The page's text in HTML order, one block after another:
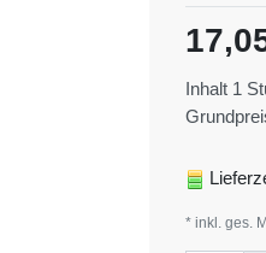
Inhalt 1
* inkl. ges.